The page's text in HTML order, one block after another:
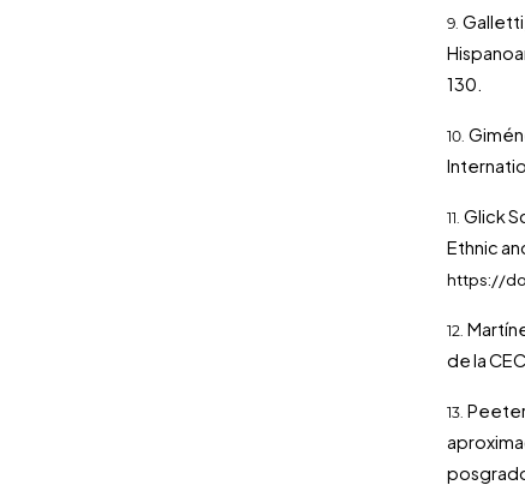
130.
Glick
Ethnic
https://
de la